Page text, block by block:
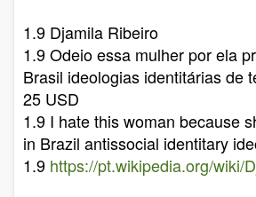
1.9 Djamila Ribeiro
1.9 Odeio essa mulher por ela
Brasil ideologias identitárias de
25 USD
1.9 I hate this woman because
in Brazil antissocial identitary
1.9 https://pt.wikipedia.org/wiki/